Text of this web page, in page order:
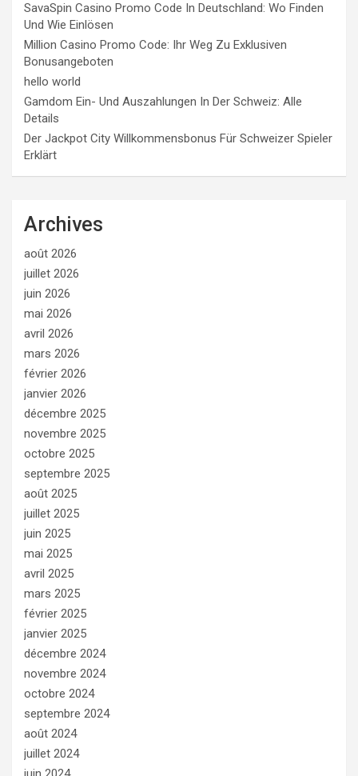
SavaSpin Casino Promo Code In Deutschland: Wo Finden
Und Wie Einlösen
Million Casino Promo Code: Ihr Weg Zu Exklusiven
Bonusangeboten
hello world
Gamdom Ein- Und Auszahlungen In Der Schweiz: Alle
Details
Der Jackpot City Willkommensbonus Für Schweizer Spieler
Erklärt
Archives
août 2026
juillet 2026
juin 2026
mai 2026
avril 2026
mars 2026
février 2026
janvier 2026
décembre 2025
novembre 2025
octobre 2025
septembre 2025
août 2025
juillet 2025
juin 2025
mai 2025
avril 2025
mars 2025
février 2025
janvier 2025
décembre 2024
novembre 2024
octobre 2024
septembre 2024
août 2024
juillet 2024